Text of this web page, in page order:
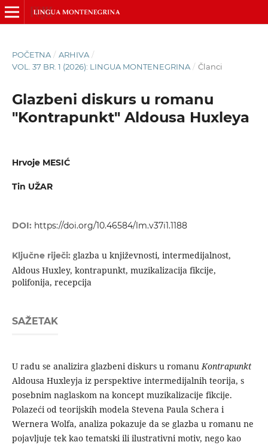
POČETNA / ARHIVA /
VOL. 37 BR. 1 (2026): LINGUA MONTENEGRINA / Članci
Glazbeni diskurs u romanu
"Kontrapunkt" Aldousa Huxleya
Hrvoje MESIĆ
Tin UŽAR
DOI: https://doi.org/10.46584/lm.v37i1.1188
Ključne riječi: glazba u književnosti, intermedijalnost,
Aldous Huxley, kontrapunkt, muzikalizacija fikcije,
polifonija, recepcija
SAŽETAK
U radu se analizira glazbeni diskurs u romanuKontrapunkt
Aldousa Huxleyja iz perspektive intermedijalnih teorija, s
po­sebnim naglaskom na koncept muzikalizacije fikcije.
Polazeći od teorijskih modela Stevena Paula Schera i
Wernera Wolfa, analiza pokazuje da se glazba u romanu ne
pojavljuje tek kao tematski ili ilustrativni motiv, nego kao